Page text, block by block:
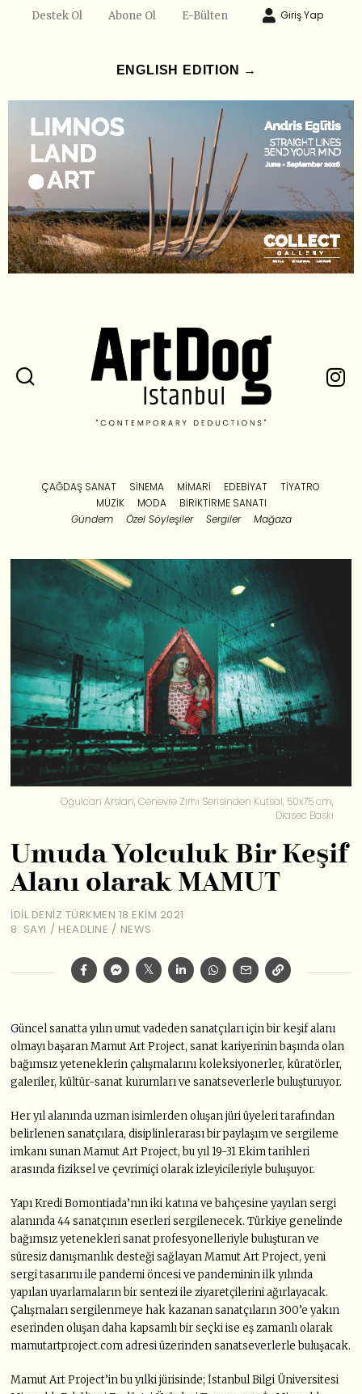
Destek Ol Abone Ol E-Bülten Giriş Yap
ENGLISH EDITION →
ÇAĞDAŞ SANAT SINEMA MIMARI EDEBIYAT
TIYATRO
MÜZIK
MODA
BIRIKTIRME SANATI
Gündem
Özel Söyleşiler Sergiler Mağaza
Oğulcan Arslan, Cenevre Zırhı Serisinden Kutsal, 50x75 cm,
Diasec Baskı
Umuda Yolculuk Bir Keşif
Alanı olarak MAMUT
İDIL DENIZ TÜRKMEN 18 EKIM 2021
8. SAYI / HEADLINE / NEWS
Güncel sanatta yılın umut vadeden sanatçıları için bir keşif alanı
olmayı başaran Mamut Art Project, sanat kariyerinin başında olan
bağımsız yeteneklerin çalışmalarını koleksiyonerler, küratörler,
galeriler, kültür-sanat kurumları ve sanatseverlerle buluşturuyor.
Her yıl alanında uzman isimlerden oluşan jüri üyeleri tarafından
belirlenen sanatçılara, disiplinlerarası bir paylaşım ve sergileme
imkanı sunan Mamut Art Project, bu yıl 19-31 Ekim tarihleri
arasında fiziksel ve çevrimiçi olarak izleyicileriyle buluşuyor.
Yapı Kredi Bomontiada’nın iki katına ve bahçesine yayılan sergi
alanında 44 sanatçının eserleri sergilenecek. Türkiye genelinde
bağımsız yetenekleri sanat profesyonelleriyle buluşturan ve
süresiz danışmanlık desteği sağlayan Mamut Art Project, yeni
sergi tasarımı ile pandemi öncesi ve pandeminin ilk yılında
yapılan uyarlamaların bir sentezi ile ziyaretçilerini ağırlayacak.
Çalışmaları sergilenmeye hak kazanan sanatçıların 300’e yakın
eserinden oluşan daha kapsamlı bir seçki ise eş zamanlı olarak
mamutartproject.com adresi üzerinden sanatseverlerle buluşacak.
Mamut Art Project’in bu yılki jürisinde; İstanbul Bilgi Üniversitesi